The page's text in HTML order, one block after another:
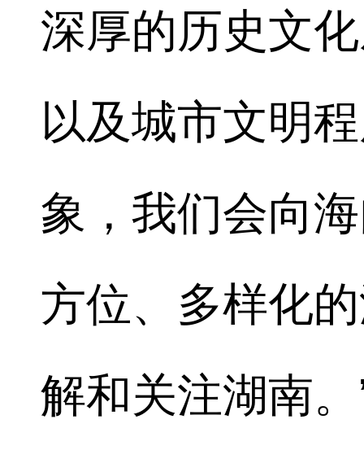
深厚的历史文
以及城市文明
象，我们会向
方位、多样化
解和关注湖南。